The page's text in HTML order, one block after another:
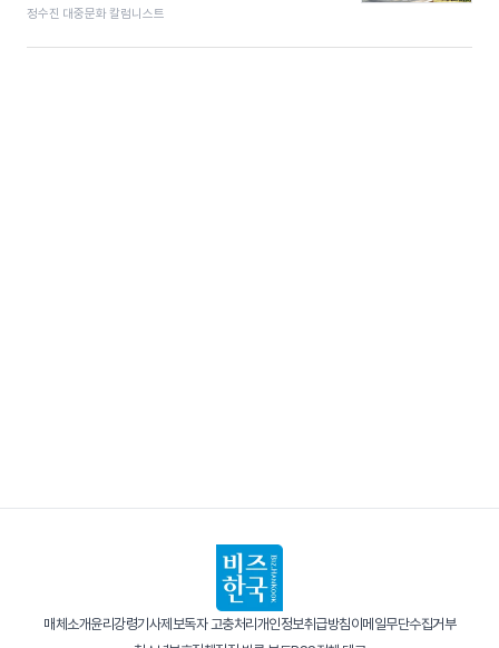
정수진 대중문화 칼럼니스트
매체소개윤리강령기사제보독자 고충처리 개인정보취급방침이메일무단수집거부